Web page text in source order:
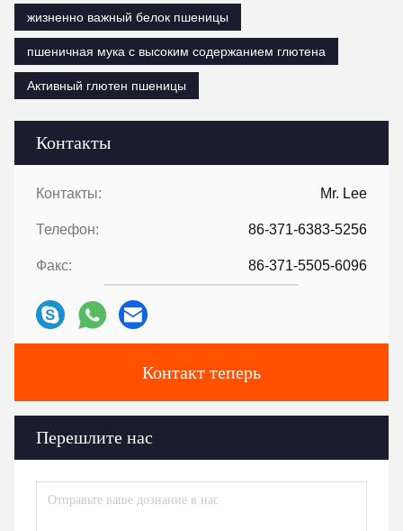
Контакты
Контакты: Mr. Lee
Телефон: 86-371-6383-5256
Факс: 86-371-5505-6096
Контакт теперь
Перешлите нас
жизненно важный белок пшеницы
пшеничная мука с высоким содержанием глютена
Активный глютен пшеницы